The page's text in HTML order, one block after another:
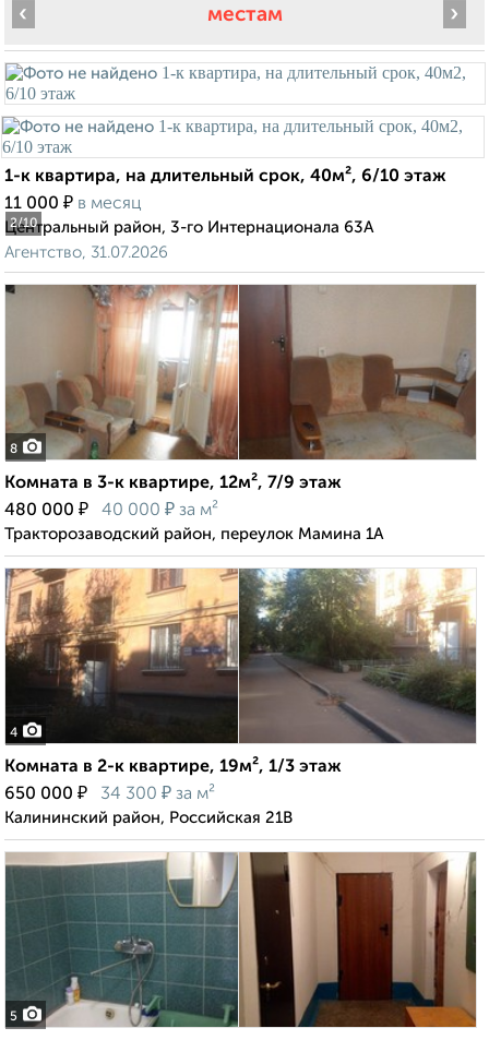
местам
2/10
‹ ›
1-к квартира, на длительный срок, 40м², 6/10 этаж
11 000 ₽ в месяц
Центральный район, 3-го Интернационала 63А
Агентство, 31.07.2026
8
Комната в 3-к квартире, 12м², 7/9 этаж
480 000 ₽ 40 000 ₽ за м²
Тракторозаводский район, переулок Мамина 1А
4
Комната в 2-к квартире, 19м², 1/3 этаж
650 000 ₽ 34 300 ₽ за м²
Калининский район, Российская 21В
5